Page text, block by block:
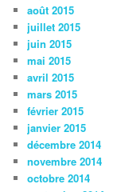
août 2015
juillet 2015
juin 2015
mai 2015
avril 2015
mars 2015
février 2015
janvier 2015
décembre 2014
novembre 2014
octobre 2014